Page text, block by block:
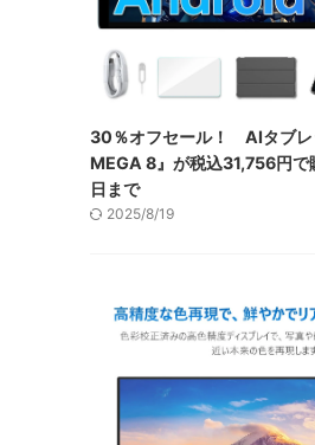
30％オフセール！ AIタブ
MEGA 8』が税込31,756円
日まで
2025/8/19